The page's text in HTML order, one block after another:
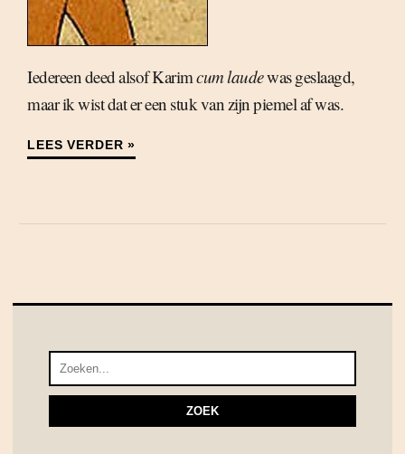
Iedereen deed alsof Karimcum laudewas geslaagd,
maar ik wist dat er een stuk van zijn piemel af was.
LEES VERDER »